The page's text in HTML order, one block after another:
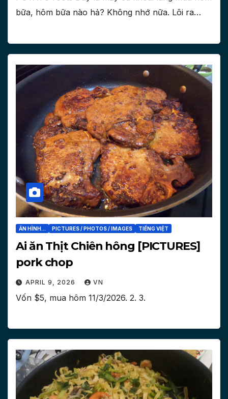
bữa, hôm bữa nào hả? Không nhớ nữa. Lôi ra…
ĂN HÌNH... PICTURES / PHOTOS / IMAGES TIẾNG VIỆT
Ai ăn Thịt Chiên hông [PICTURES]
pork chop
APRIL 9, 2026 VN
Vốn $5, mua hôm 11/3/2026. 2. 3.